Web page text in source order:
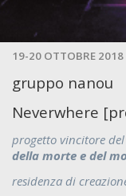
19-20 OTTOBRE 2018
gruppo nanou
Neverwhere
progetto vincitore
della morte e del
residenza di